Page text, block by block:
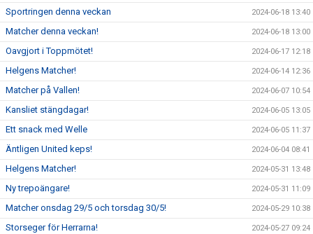
Sportringen denna veckan 2024-06-18 13:40
Matcher denna veckan! 2024-06-18 13:00
Oavgjort i Toppmötet! 2024-06-17 12:18
Helgens Matcher! 2024-06-14 12:36
Matcher på Vallen! 2024-06-07 10:54
Kansliet stängdagar! 2024-06-05 13:05
Ett snack med Welle 2024-06-05 11:37
Äntligen United keps! 2024-06-04 08:41
Helgens Matcher! 2024-05-31 13:48
Ny trepoängare! 2024-05-31 11:09
Matcher onsdag 29/5 och torsdag 30/5! 2024-05-29 10:38
Storseger för Herrarna! 2024-05-27 09:24